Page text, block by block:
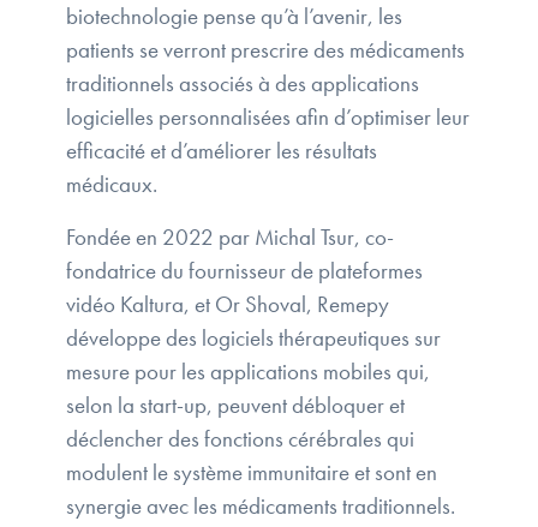
biotechnologie pense qu’à l’avenir, les
patients se verront prescrire des médicaments
traditionnels associés à des applications
logicielles personnalisées afin d’optimiser leur
efficacité et d’améliorer les résultats
médicaux.
Fondée en 2022 par Michal Tsur, co-
fondatrice du fournisseur de plateformes
vidéo Kaltura, et Or Shoval, Remepy
développe des logiciels thérapeutiques sur
mesure pour les applications mobiles qui,
selon la start-up, peuvent débloquer et
déclencher des fonctions cérébrales qui
modulent le système immunitaire et sont en
synergie avec les médicaments traditionnels.